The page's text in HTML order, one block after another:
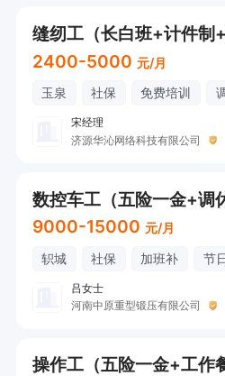
缝纫工（长白班+计件制+
2400-5000 元/月
玉泉 社保 免费培训
宋经理
济源华沁网络科技有限公司
数控车工（五险一金+调
9000-15000 元/月
轵城 社保 加班补 节
吕女士
河南中原重型锻压有限公司
操作工（五险一金+工作